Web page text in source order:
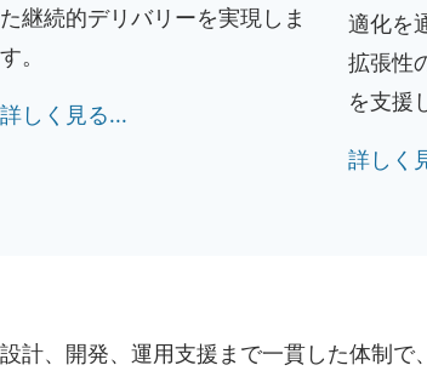
た継続的デリバリーを実現しま
す。
詳しく見る...
適化を
拡張性
を支援
詳しく
設計、開発、運用支援まで一貫した体制で